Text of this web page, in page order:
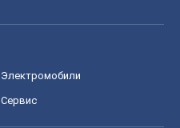
Электромобили
Сервис